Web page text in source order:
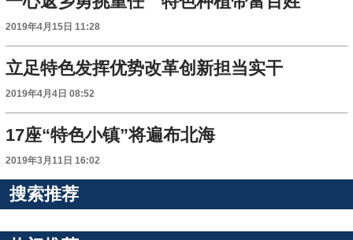
2019年4月15日 11:28
立足特色发挥优势改革创新担当实干
2019年4月4日 08:52
17座“特色小镇”将遍布北海
2019年3月11日 16:02
搜索推荐